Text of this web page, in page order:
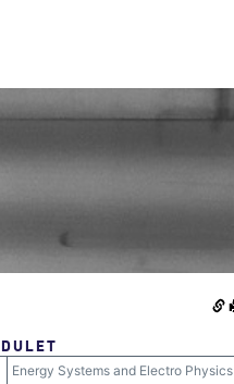
Energy Systems and Electro Physics